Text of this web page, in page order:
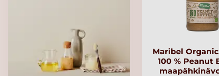
Maribel
100 % Peanut